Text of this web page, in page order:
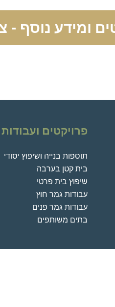
ומידע נוסף -
פרויקטים ועבודות
תוספות בנייה ושיפוץ יסודי
בית קטן בערבה
שיפוץ בית פרטי
עבודות גמר חוץ
עבודות גמר פנים
בתים משותפים